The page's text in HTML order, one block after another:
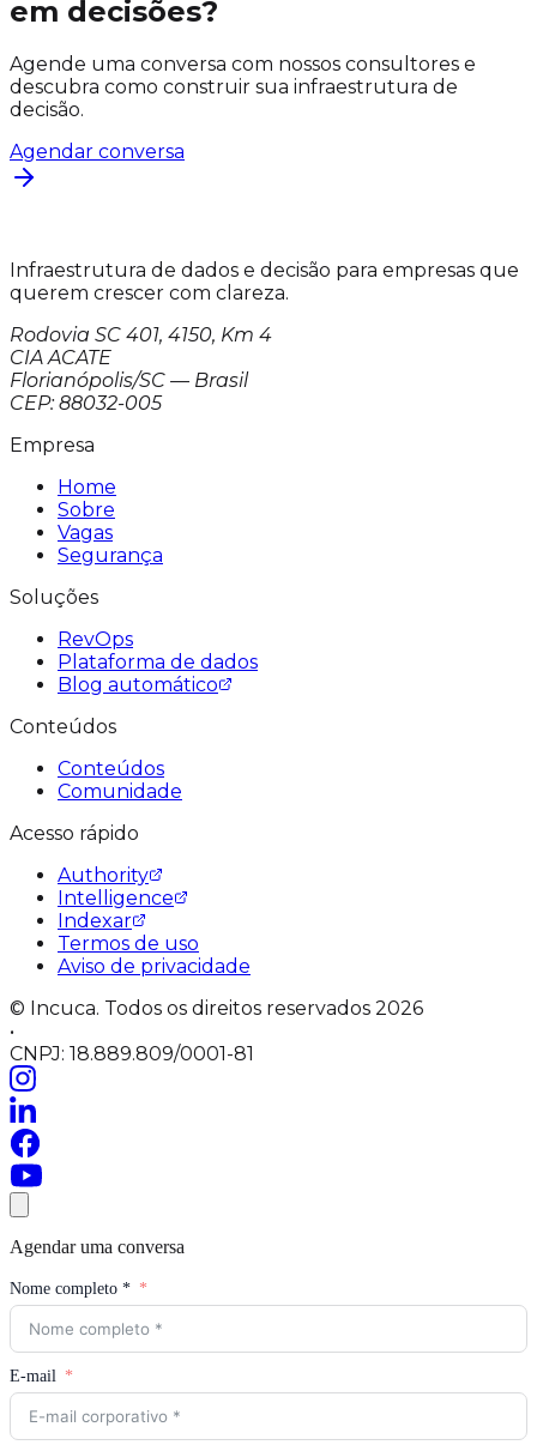
em decisões?
Agende uma conversa com nossos consultores e
descubra como construir sua infraestrutura de
decisão.
Agendar conversa
Infraestrutura de dados e decisão para empresas que
querem crescer com clareza.
Rodovia SC 401, 4150, Km 4
CIA ACATE
Florianópolis/SC — Brasil
CEP: 88032-005
Empresa
Home
Sobre
Vagas
Segurança
Soluções
RevOps
Plataforma de dados
Blog automático
Conteúdos
Conteúdos
Comunidade
Acesso rápido
Authority
Intelligence
Indexar
Termos de uso
Aviso de privacidade
© Incuca. Todos os direitos reservados 2026
•
CNPJ: 18.889.809/0001-81
Agendar uma conversa
Nome completo *
E-mail